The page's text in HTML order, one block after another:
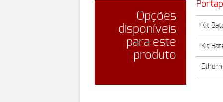
Opções
disponíveis
para este
produto
Kit
Kit